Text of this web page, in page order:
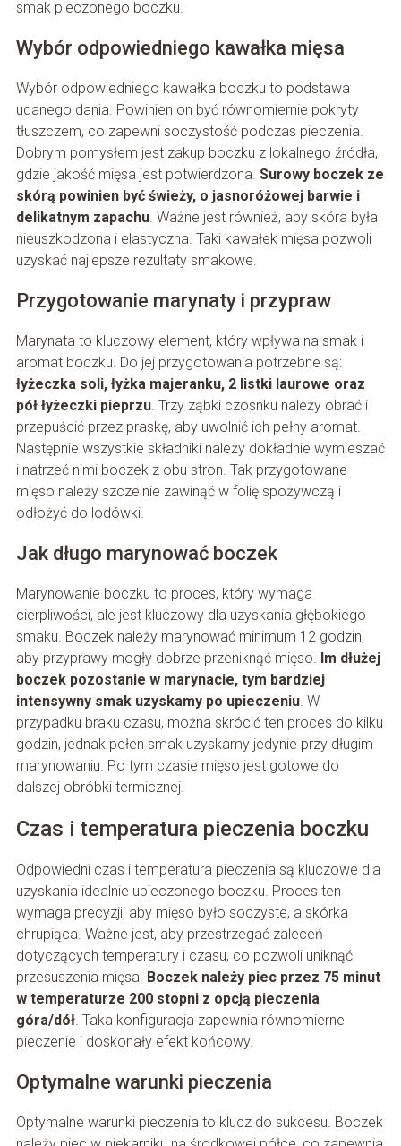
smak pieczonego boczku.
Wybór odpowiedniego kawałka mięsa
Wybór odpowiedniego kawałka boczku to podstawa
udanego dania. Powinien on być równomiernie pokryty
tłuszczem, co zapewni soczystość podczas pieczenia.
Dobrym pomysłem jest zakup boczku z lokalnego źródła,
gdzie jakość mięsa jest potwierdzona. Surowy boczek ze
skórą powinien być świeży, o jasnoróżowej barwie i
delikatnym zapachu. Ważne jest również, aby skóra była
nieuszkodzona i elastyczna. Taki kawałek mięsa pozwoli
uzyskać najlepsze rezultaty smakowe.
Przygotowanie marynaty i przypraw
Marynata to kluczowy element, który wpływa na smak i
aromat boczku. Do jej przygotowania potrzebne są:
łyżeczka soli, łyżka majeranku, 2 listki laurowe oraz
pół łyżeczki pieprzu. Trzy ząbki czosnku należy obrać i
przepuścić przez praskę, aby uwolnić ich pełny aromat.
Następnie wszystkie składniki należy dokładnie wymieszać
i natrzeć nimi boczek z obu stron. Tak przygotowane
mięso należy szczelnie zawinąć w folię spożywczą i
odłożyć do lodówki.
Jak długo marynować boczek
Marynowanie boczku to proces, który wymaga
cierpliwości, ale jest kluczowy dla uzyskania głębokiego
smaku. Boczek należy marynować minimum 12 godzin,
aby przyprawy mogły dobrze przeniknąć mięso. Im dłużej
boczek pozostanie w marynacie, tym bardziej
intensywny smak uzyskamy po upieczeniu. W
przypadku braku czasu, można skrócić ten proces do kilku
godzin, jednak pełen smak uzyskamy jedynie przy długim
marynowaniu. Po tym czasie mięso jest gotowe do
dalszej obróbki termicznej.
Czas i temperatura pieczenia boczku
Odpowiedni czas i temperatura pieczenia są kluczowe dla
uzyskania idealnie upieczonego boczku. Proces ten
wymaga precyzji, aby mięso było soczyste, a skórka
chrupiąca. Ważne jest, aby przestrzegać zaleceń
dotyczących temperatury i czasu, co pozwoli uniknąć
przesuszenia mięsa. Boczek należy piec przez 75 minut
w temperaturze 200 stopni z opcją pieczenia
góra/dół. Taka konfiguracja zapewnia równomierne
pieczenie i doskonały efekt końcowy.
Optymalne warunki pieczenia
Optymalne warunki pieczenia to klucz do sukcesu. Boczek